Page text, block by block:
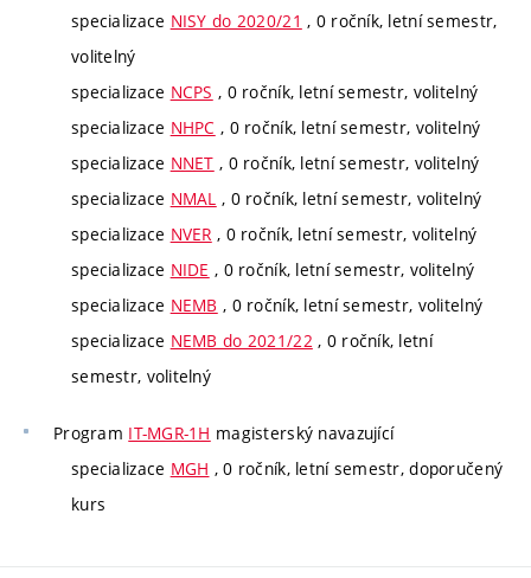
specializace NISY do 2020/21 , 0 ročník, letní semestr,
volitelný
specializace NCPS , 0 ročník, letní semestr, volitelný
specializace NHPC , 0 ročník, letní semestr, volitelný
specializace NNET , 0 ročník, letní semestr, volitelný
specializace NMAL , 0 ročník, letní semestr, volitelný
specializace NVER , 0 ročník, letní semestr, volitelný
specializace NIDE , 0 ročník, letní semestr, volitelný
specializace NEMB , 0 ročník, letní semestr, volitelný
specializace NEMB do 2021/22, 0 ročník, letní
semestr, volitelný
Program IT-MGR-1H magisterský navazující
specializace MGH , 0 ročník, letní semestr, doporučený
kurs